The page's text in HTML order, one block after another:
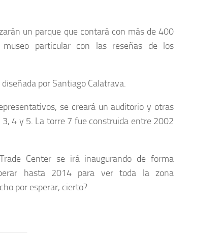
un parque que contará con más de 400
particular con las reseñas de los
por Santiago Calatrava.
se creará un auditorio y otras
4 y 5. La torre 7 fue construida entre 2002
Center se irá inaugurando de forma
hasta 2014 para ver toda la zona
por esperar, cierto?